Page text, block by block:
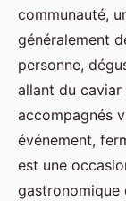
communauté,
généralement
personne,
allant du caviar
accompagnés
événement,
est une
gastronomique